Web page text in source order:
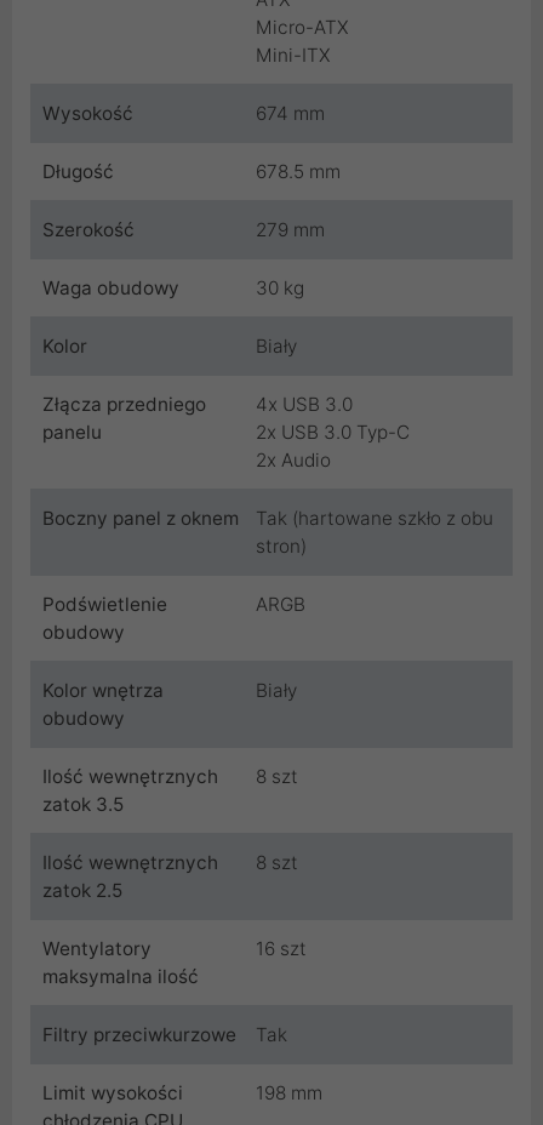
Micro-ATX
Mini-ITX
Wysokość 674 mm
Długość 678.5 mm
Szerokość 279 mm
Waga obudowy 30 kg
Kolor Biały
Złącza przedniego
panelu
4x USB 3.0
2x USB 3.0 Typ-C
2x Audio
Boczny panel z oknem
Tak (hartowane szkło z obu
stron)
Podświetlenie
obudowy
ARGB
Kolor wnętrza
obudowy
Biały
Ilość wewnętrznych
zatok 3.5
8 szt
Ilość wewnętrznych
zatok 2.5
8 szt
Wentylatory
maksymalna ilość
16 szt
Filtry przeciwkurzowe Tak
Limit wysokości
198 mm